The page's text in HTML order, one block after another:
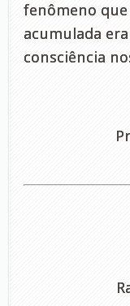
fenômeno
acumulada
consciência